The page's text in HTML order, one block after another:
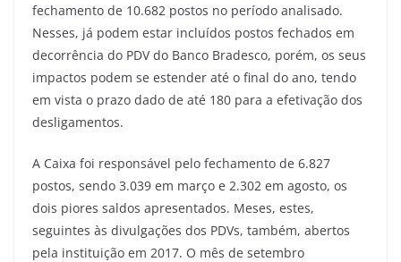
fechamento de 10.682 postos no período analisado.
Nesses, já podem estar incluídos postos fechados em
decorrência do PDV do Banco Bradesco, porém, os seus
impactos podem se estender até o final do ano, tendo
em vista o prazo dado de até 180 para a efetivação dos
desligamentos.
A Caixa foi responsável pelo fechamento de 6.827
postos, sendo 3.039 em março e 2.302 em agosto, os
dois piores saldos apresentados. Meses, estes,
seguintes às divulgações dos PDVs, também, abertos
pela instituição em 2017. O mês de setembro